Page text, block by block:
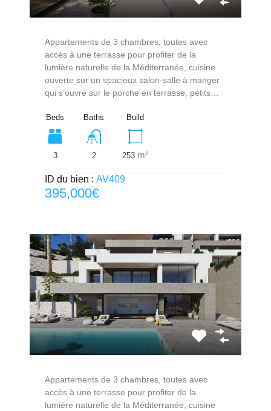
Appartements de 3 chambres, toutes avec
accès à une terrasse pour profiter de la
lumière naturelle de la Méditerranée, cuisine
ouverte sur un spacieux salon-salle à manger
qui s’ouvre sur le porche en terrasse, petits…
Beds
3
Baths
2
Build
253 m²
ID du bien : AV409
395,000€
Appartements de 3 chambres, toutes avec
accès à une terrasse pour profiter de la
lumière naturelle de la Méditerranée, cuisine